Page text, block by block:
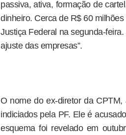
passiva, ativa, formação de
dinheiro. Cerca de R$ 60
Justiça Federal na segunda-
ajuste das empresas”.
O nome do ex-diretor da
indiciados pela PF. Ele é
esquema foi revelado em